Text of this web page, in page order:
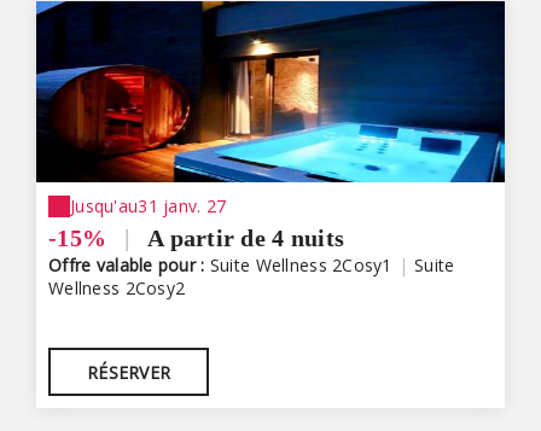
Jusqu'au31 janv. 27
-15% | A partir de 4 nuits
Offre valable pour : Suite Wellness 2Cosy1 | Suite
Wellness 2Cosy2
RÉSERVER